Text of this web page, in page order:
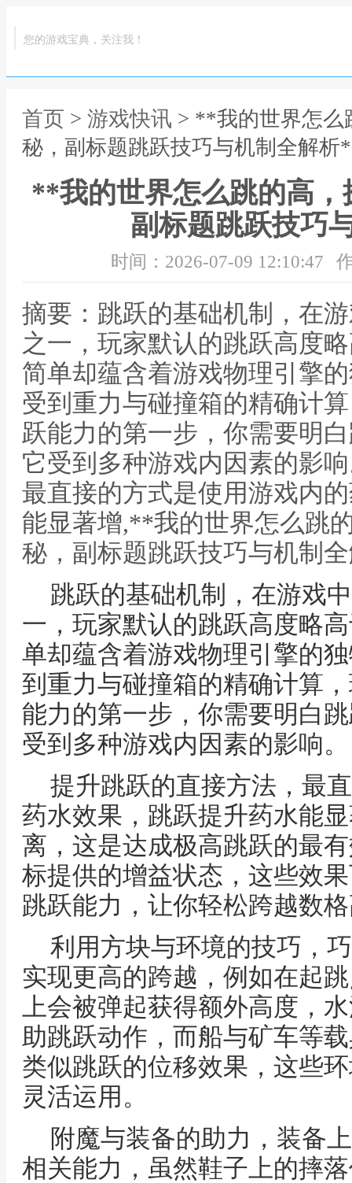
您的游戏宝典，关注我！
首页 > 游戏快讯 > **我的世界怎么
秘，副标题跳跃技巧与机制全解析
**我的世界怎么跳的高
副标题跳跃技巧
时间：2026-07-09 12:10:47
摘要：跳跃的基础机制，在
之一，玩家默认的跳跃高度
简单却蕴含着游戏物理引擎
受到重力与碰撞箱的精确计
跃能力的第一步，你需要明
它受到多种游戏内因素的影
最直接的方式是使用游戏内
能显著增,**我的世界怎么跳
秘，副标题跳跃技巧与机制
跳跃的基础机制，在游戏
一，玩家默认的跳跃高度略
单却蕴含着游戏物理引擎的
到重力与碰撞箱的精确计算
能力的第一步，你需要明白
受到多种游戏内因素的影响。
提升跳跃的直接方法，最
药水效果，跳跃提升药水能
离，这是达成极高跳跃的最
标提供的增益状态，这些效
跳跃能力，让你轻松跨越数
利用方块与环境的技巧，
实现更高的跨越，例如在起
上会被弹起获得额外高度，
助跳跃动作，而船与矿车等
类似跳跃的位移效果，这些
灵活运用。
附魔与装备的助力，装备
相关能力，虽然鞋子上的摔